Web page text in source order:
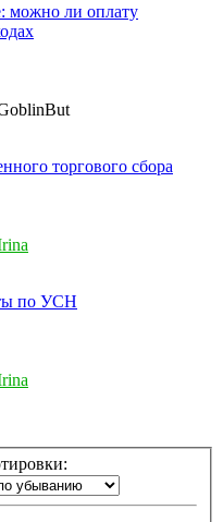
можно ли оплату
торгового сбора
по УСН